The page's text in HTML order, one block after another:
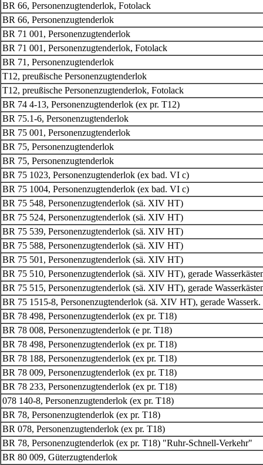
BR 66, Personenzugtenderlok, Fotolack
BR 66, Personenzugtenderlok
BR 71 001, Personenzugtenderlok
BR 71 001, Personenzugtenderlok, Fotolack
BR 71, Personenzugtenderlok
T12, preußische Personenzugtenderlok
T12, preußische Personenzugtenderlok, Fotolack
BR 74 4-13, Personenzugtenderlok (ex pr. T12)
BR 75.1-6, Personenzugtenderlok
BR 75 001, Personenzugtenderlok
BR 75, Personenzugtenderlok
BR 75, Personenzugtenderlok
BR 75 1023, Personenzugtenderlok (ex bad. VI c)
BR 75 1004, Personenzugtenderlok (ex bad. VI c)
BR 75 548, Personenzugtenderlok (sä. XIV HT)
BR 75 524, Personenzugtenderlok (sä. XIV HT)
BR 75 539, Personenzugtenderlok (sä. XIV HT)
BR 75 588, Personenzugtenderlok (sä. XIV HT)
BR 75 501, Personenzugtenderlok (sä. XIV HT)
BR 75 510, Personenzugtenderlok (sä. XIV HT), gerade
BR 75 515, Personenzugtenderlok (sä. XIV HT), gerade
BR 75 1515-8, Personenzugtenderlok (sä. XIV HT), gerade Wasserk.
BR 78 498, Personenzugtenderlok (ex pr. T18)
BR 78 008, Personenzugtenderlok (e pr. T18)
BR 78 498, Personenzugtenderlok (ex pr. T18)
BR 78 188, Personenzugtenderlok (ex pr. T18)
BR 78 009, Personenzugtenderlok (ex pr. T18)
BR 78 233, Personenzugtenderlok (ex pr. T18)
078 140-8, Personenzugtenderlok (ex pr. T18)
BR 78, Personenzugtenderlok (ex pr. T18)
BR 078, Personenzugtenderlok (ex pr. T18)
BR 78, Personenzugtenderlok (ex pr. T18) "Ruhr-Schnell-Verkehr"
BR 80 009, Güterzugtenderlok